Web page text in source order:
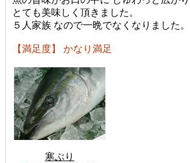
とても美味しく頂きました。
５人家族 なので一晩でなくなりました。
【満足度】 かなり満足
寒ぶり